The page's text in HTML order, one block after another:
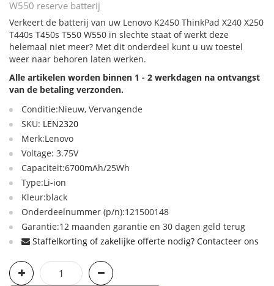
W550 reserve batterij
Verkeert de batterij van uw Lenovo K2450 ThinkPad X240 X250
T440s T450s T550 W550 in slechte staat of werkt deze
helemaal niet meer? Met dit onderdeel kunt u uw toestel
weer naar behoren laten werken.
Alle artikelen worden binnen 1 - 2 werkdagen na ontvangst
van de betaling verzonden.
Conditie:Nieuw, Vervangende
SKU: LEN2320
Merk:Lenovo
Voltage: 3.75V
Capaciteit:6700mAh/25Wh
Type:Li-ion
Kleur:black
Onderdeelnummer (p/n):121500148
Garantie:12 maanden garantie en 30 dagen geld terug
Staffelkorting of zakelijke offerte nodig? Contacteer ons